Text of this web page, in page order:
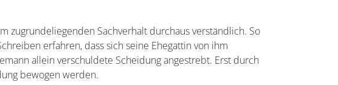
zugrundeliegenden Sachverhalt durchaus verständlich. So
erfahren, dass sich seine Ehegattin von ihm
allein verschuldete Scheidung angestrebt. Erst durch
bewogen werden.